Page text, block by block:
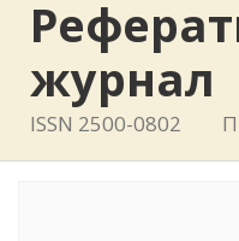
журнал
ISSN 2500-0802